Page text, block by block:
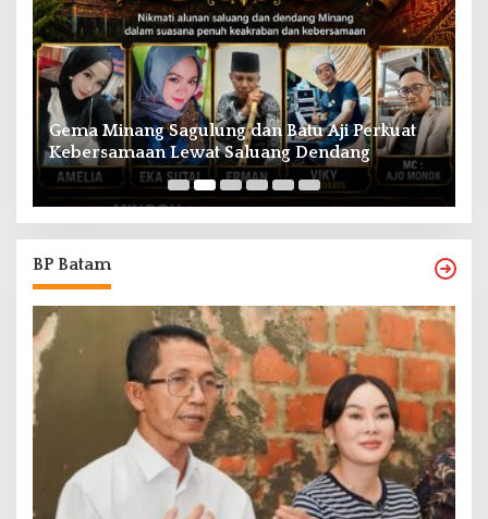
Gema Minang Sagulung dan Batu Aji Perkuat
Kebersamaan Lewat Saluang Dendang
BP Batam